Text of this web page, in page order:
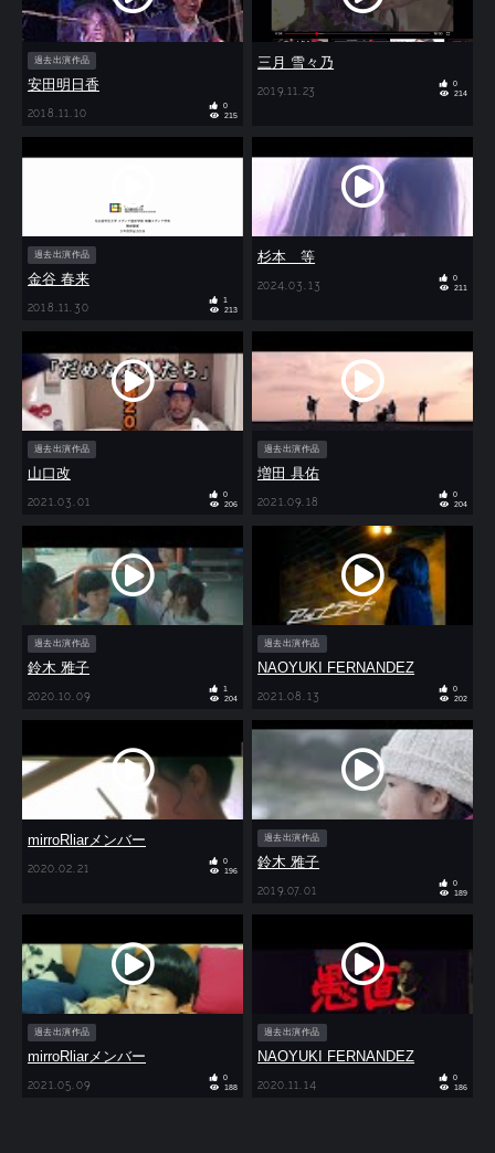
過去出演作品
安田明日香
2018.11.10
0
215
三月 雪々乃
2019.11.23
0
214
過去出演作品
金谷 春来
2018.11.30
1
213
杉本 等
2024.03.13
0
211
過去出演作品
山口改
2021.03.01
0
206
過去出演作品
増田 具佑
2021.09.18
0
204
過去出演作品
鈴木 雅子
2020.10.09
1
204
過去出演作品
NAOYUKI FERNANDEZ
2021.08.13
0
202
mirroRliarメンバー
2020.02.21
0
196
過去出演作品
鈴木 雅子
2019.07.01
0
189
過去出演作品
mirroRliarメンバー
2021.05.09
0
188
過去出演作品
NAOYUKI FERNANDEZ
2020.11.14
0
186